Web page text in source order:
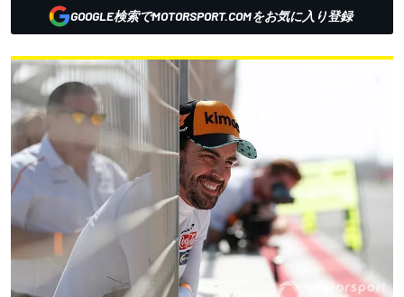
GOOGLE検索でMOTORSPORT.COMをお気に入り登録